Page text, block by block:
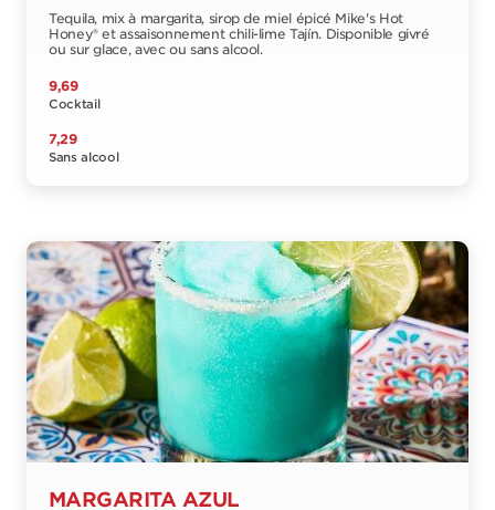
Tequila, mix à margarita, sirop de miel épicé Mike's Hot
Honey® et assaisonnement chili-lime Tajín. Disponible givré
ou sur glace, avec ou sans alcool.
9,69
Cocktail
7,29
Sans alcool
MARGARITA AZUL